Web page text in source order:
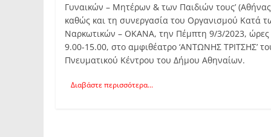
Γυναικών – Μητέρων & των Παιδιών τους’
καθώς και τη συνεργασία του Οργανισμού Κατά
Ναρκωτικών – ΟΚΑΝΑ, την Πέμπτη 9/3/2023, ώρες
9.00-15.00, στο αμφιθέατρο ‘ΑΝΤΩΝΗΣ ΤΡΙΤΣΗΣ’
Πνευματικού Κέντρου του Δήμου Αθηναίων.
Διαβάστε περισσότερα...